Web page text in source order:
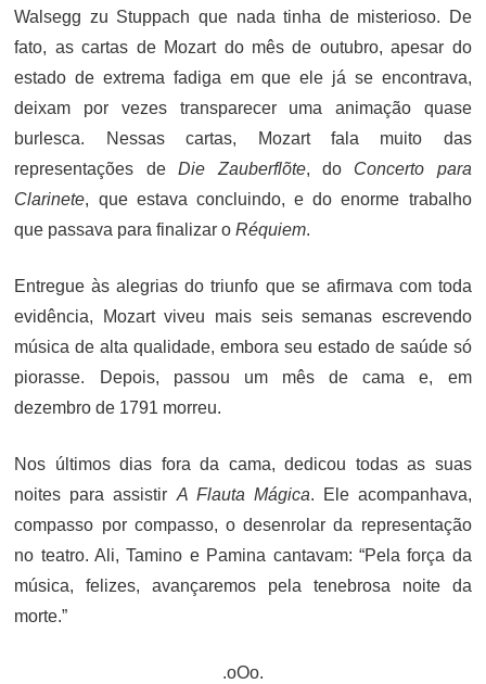
Walsegg zu Stuppach que nada tinha de misterioso. De
fato, as cartas de Mozart do mês de outubro, apesar do
estado de extrema fadiga em que ele já se encontrava,
deixam por vezes transparecer uma animação quase
burlesca. Nessas cartas, Mozart fala muito das
representações deDie Zauberflõte, do Concerto para
Clarinete, que estava concluindo, e do enorme trabalho
que passava para finalizar oRéquiem.
Entregue às alegrias do triunfo que se afirmava com toda
evidência, Mozart viveu mais seis semanas escrevendo
música de alta qualidade, embora seu estado de saúde só
piorasse. Depois, passou um mês de cama e, em
dezembro de 1791 morreu.
Nos últimos dias fora da cama, dedicou todas as suas
noites para assistir A Flauta Mágica. Ele acompanhava,
compasso por compasso, o desenrolar da representação
no teatro. Ali, Tamino e Pamina cantavam: “Pela força da
música, felizes, avançaremos pela tenebrosa noite da
morte.”
.oOo.